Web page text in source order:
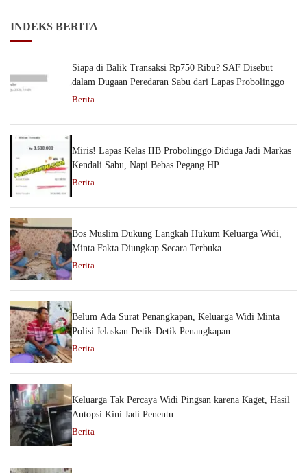
INDEKS BERITA
Siapa di Balik Transaksi Rp750 Ribu? SAF Disebut
dalam Dugaan Peredaran Sabu dari Lapas Probolinggo
Berita
Miris! Lapas Kelas IIB Probolinggo Diduga Jadi Markas
Kendali Sabu, Napi Bebas Pegang HP
Berita
Bos Muslim Dukung Langkah Hukum Keluarga Widi,
Minta Fakta Diungkap Secara Terbuka
Berita
Belum Ada Surat Penangkapan, Keluarga Widi Minta
Polisi Jelaskan Detik-Detik Penangkapan
Berita
Keluarga Tak Percaya Widi Pingsan karena Kaget, Hasil
Autopsi Kini Jadi Penentu
Berita